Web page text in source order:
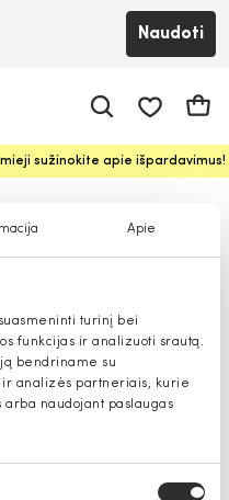
Apie
turinį bei
funkcijas ir analizuoti srautą.
bendriname su
analizės partneriais, kurie
naudojant paslaugas
Naudoti
sužinokite apie išpardavimus!